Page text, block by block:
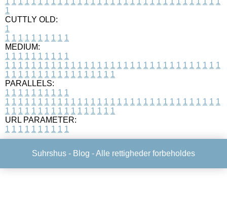
1
CUTTLY OLD:
1
1 1 1 1 1 1 1 1 1 1
MEDIUM:
1 1 1 1 1 1 1 1 1 1
1 1 1 1 1 1 1 1 1 1 1 1 1 1 1 1 1 1 1 1 1 1 1 1 1 1 1 1 1 1 1 1 1
1 1 1 1 1 1 1 1 1 1 1 1 1 1 1 1 1
PARALLELS:
1 1 1 1 1 1 1 1 1 1
1 1 1 1 1 1 1 1 1 1 1 1 1 1 1 1 1 1 1 1 1 1 1 1 1 1 1 1 1 1 1 1 1
1 1 1 1 1 1 1 1 1 1 1 1 1 1 1 1 1
URL PARAMETER:
1 1 1 1 1 1 1 1 1 1
Suhrshus - Blog - Alle rettigheder forbeholdes